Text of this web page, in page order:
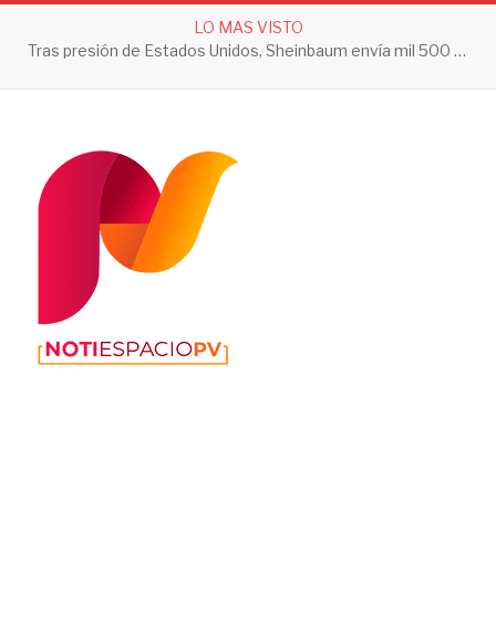
LO MAS VISTO
Tras presión de Estados Unidos, Sheinbaum envía mil 500 soldados a Michoacán